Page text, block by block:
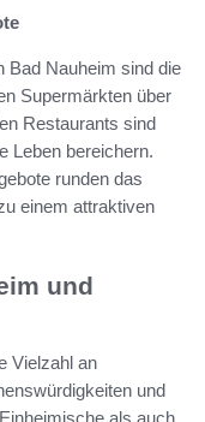
Bad Nauheim sind die
Supermärkten über
Restaurants sind
Leben bereichern.
runden das
einem attraktiven
und
Vielzahl an
und
als auch